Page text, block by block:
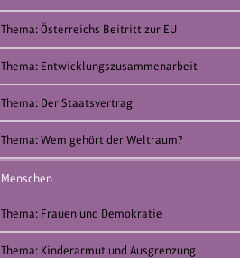
Thema: Österreichs Beitritt zur EU
Thema: Entwicklungszusammenarbeit
Thema: Der Staatsvertrag
Thema: Wem gehört der Weltraum?
Menschen
Thema: Frauen und Demokratie
Thema: Kinderarmut und Ausgrenzung